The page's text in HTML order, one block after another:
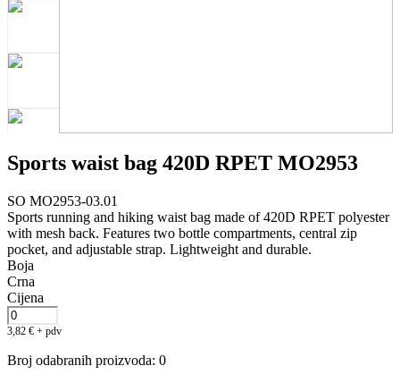
Sports waist bag 420D RPET MO2953
SO MO2953-03.01
Sports running and hiking waist bag made of 420D RPET polyester
with mesh back. Features two bottle compartments, central zip
pocket, and adjustable strap. Lightweight and durable.
Boja
Crna
Cijena
3,82 € + pdv
Broj odabranih proizvoda: 0